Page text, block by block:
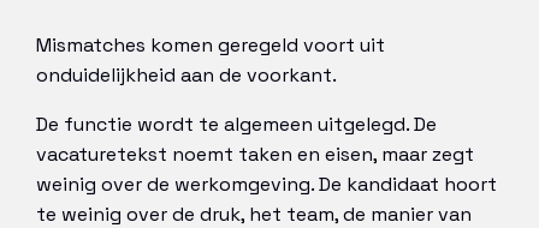
Mismatches komen geregeld voort uit
onduidelijkheid aan de voorkant.
De functie wordt te algemeen uitgelegd. De
vacaturetekst noemt taken en eisen, maar zegt
weinig over de werkomgeving. De kandidaat hoort
te weinig over de druk, het team, de manier van